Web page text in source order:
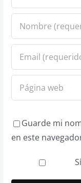
Guarde mi
en este